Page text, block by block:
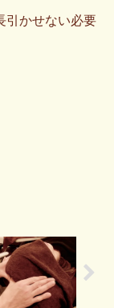
引かせない必要